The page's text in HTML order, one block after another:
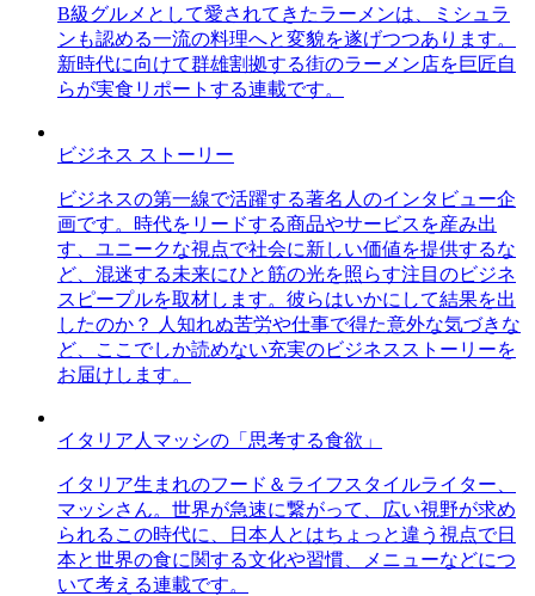
B級グルメとして愛されてきたラーメンは、ミシュラ
ンも認める一流の料理へと変貌を遂げつつあります。
新時代に向けて群雄割拠する街のラーメン店を巨匠自
らが実食リポートする連載です。
ビジネス ストーリー
ビジネスの第一線で活躍する著名人のインタビュー企
画です。時代をリードする商品やサービスを産み出
す、ユニークな視点で社会に新しい価値を提供するな
ど、混迷する未来にひと筋の光を照らす注目のビジネ
スピープルを取材します。彼らはいかにして結果を出
したのか？ 人知れぬ苦労や仕事で得た意外な気づきな
ど、ここでしか読めない充実のビジネスストーリーを
お届けします。
イタリア人マッシの「思考する食欲」
イタリア生まれのフード＆ライフスタイルライター、
マッシさん。世界が急速に繋がって、広い視野が求め
られるこの時代に、日本人とはちょっと違う視点で日
本と世界の食に関する文化や習慣、メニューなどにつ
いて考える連載です。